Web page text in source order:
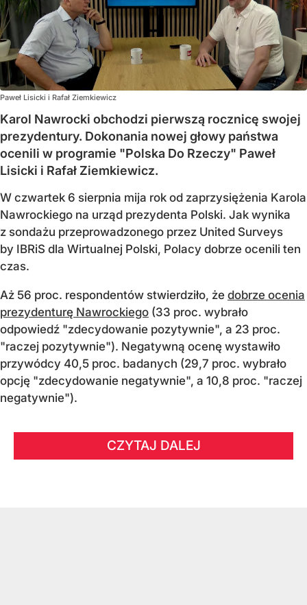
Paweł Lisicki i Rafał Ziemkiewicz
Karol Nawrocki obchodzi pierwszą rocznicę swojej
prezydentury. Dokonania nowej głowy państwa
ocenili w programie "Polska Do Rzeczy" Paweł
Lisicki i Rafał Ziemkiewicz.
W czwartek 6 sierpnia mija rok od zaprzysiężenia Karola
Nawrockiego na urząd prezydenta Polski. Jak wynika
z sondażu przeprowadzonego przez United Surveys
by IBRiS dla Wirtualnej Polski, Polacy dobrze ocenili ten
czas.
Aż 56 proc. respondentów stwierdziło, że dobrze ocenia
prezydenturę Nawrockiego (33 proc. wybrało
odpowiedź "zdecydowanie pozytywnie", a 23 proc.
"raczej pozytywnie"). Negatywną ocenę wystawiło
przywódcy 40,5 proc. badanych (29,7 proc. wybrało
opcję "zdecydowanie negatywnie", a 10,8 proc. "raczej
negatywnie").
CZYTAJ DALEJ